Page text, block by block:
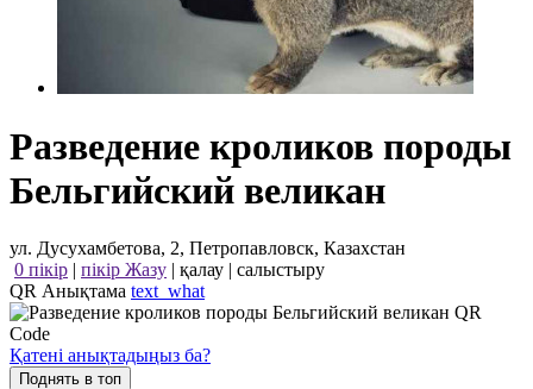
Разведение кроликов породы
Бельгийский великан
ул. Дусухамбетова, 2, Петропавловск, Казахстан
0 пікір | пікір Жазу | қалау | салыстыру
QR Анықтама text_what
Қатені анықтадыңыз ба?
Поднять в топ